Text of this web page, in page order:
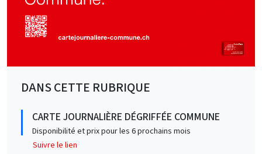
DANS CETTE RUBRIQUE
CARTE JOURNALIÈRE DÉGRIFFÉE COMMUNE
Disponibilité et prix pour les 6 prochains mois
Suivre le lien